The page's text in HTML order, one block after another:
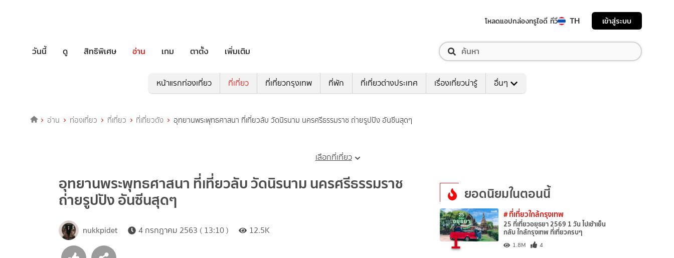
โหลดแอปกล่องทรูไอดี ทีวี TH เข้าสู่ระบบ
วันนี้ ดู สิทธิพิเศษ อ่าน เกม ตาตั้ง เพิ่มเติม
หน้าแรกท่องเที่ยว ที่เที่ยว ที่เที่ยวกรุงเทพ ที่พัก ที่เที่ยวต่างประเทศ เรื่องเที่ยวน่ารู้ อื่นๆ
อ่าน ท่องเที่ยว ที่เที่ยว ที่เที่ยวดัง อุทยานพระพุทธศาสนา ที่เที่ยวลับ วัดนิรนาม นครศรีธรรมราช ถ่ายรูปปัง อันซีนสุดๆ
เลือกที่เที่ยว
อุทยานพระพุทธศาสนา ที่เที่ยวลับ วัดนิรนาม นครศรีธรรมราช
ถ่ายรูปปัง อันซีนสุดๆ
nukkpidet 4 กรกฎาคม 2563 ( 13:10 ) 12.5K
ยอดนิยมในตอนนี้
1
# ที่เที่ยวใกล้กรุงเทพ
25 ที่เที่ยวอยุธยา 2569 1 วัน ไปเช้าเย็น
กลับ ใกล้กรุงเทพ ที่เที่ยวครบๆ
1.8M 4